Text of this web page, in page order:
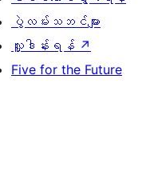
ပွဲလမ်းသဘင်များ
လှူဒါန်းရန် ↗
Five for the Future